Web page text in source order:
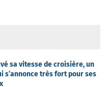
sa vitesse de croisière, un
s’annonce très fort pour ses